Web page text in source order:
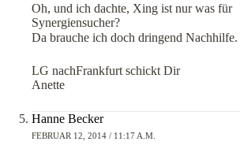
Oh, und ich dachte, Xing ist nur was für
Synergiensucher?
Da brauche ich doch dringend
LG nachFrankfurt schickt Dir
Anette
Hanne Becker
FEBRUAR 12, 2014 / 11:17 A.M.